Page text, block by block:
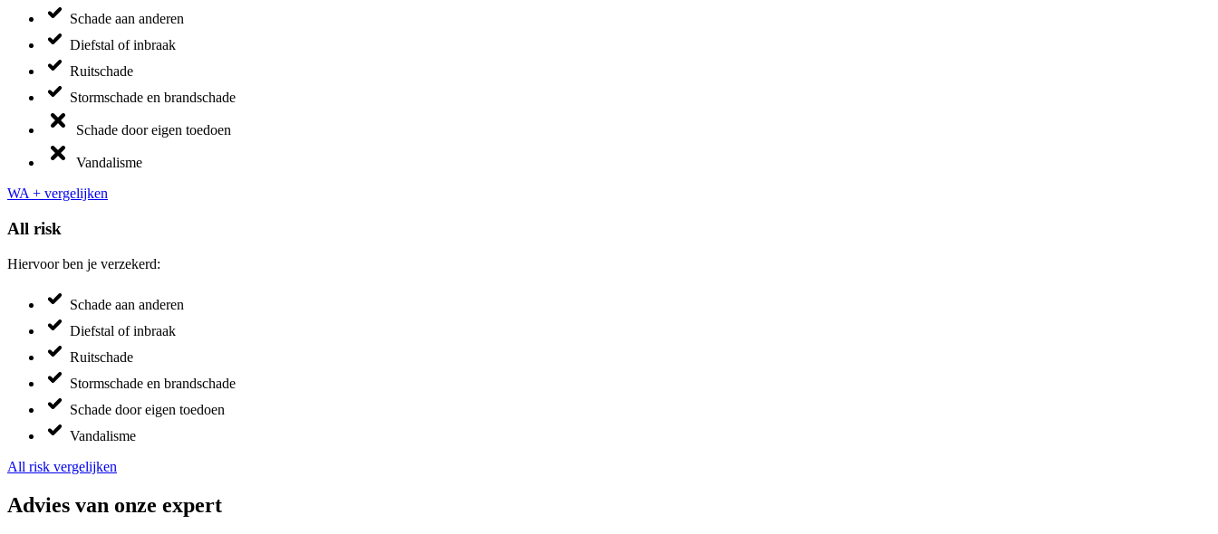
Schade aan anderen
Diefstal of inbraak
Ruitschade
Stormschade en brandschade
Schade door eigen toedoen
Vandalisme
WA + vergelijken
All risk
Hiervoor ben je verzekerd:
Schade aan anderen
Diefstal of inbraak
Ruitschade
Stormschade en brandschade
Schade door eigen toedoen
Vandalisme
All risk vergelijken
Advies van onze expert